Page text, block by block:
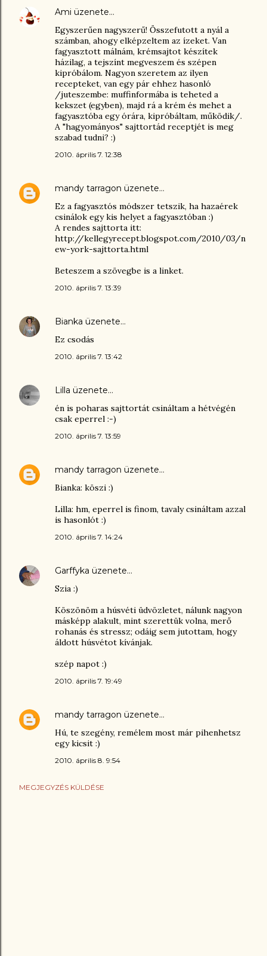
Ami üzenete…
Egyszerűen nagyszerű! Összefutott a nyál a
számban, ahogy elképzeltem az ízeket. Van
fagyasztott málnám, krémsajtot készítek
házilag, a tejszínt megveszem és szépen
kipróbálom. Nagyon szeretem az ilyen
recepteket, van egy pár ehhez hasonló
/juteszembe: muffinformába is teheted a
kekszet (egyben), majd rá a krém és mehet a
fagyasztóba egy órára, kipróbáltam, működik/.
A "hagyományos" sajttortád receptjét is meg
szabad tudni? :)
2010. április 7. 12:38
mandy tarragon üzenete…
Ez a fagyasztós módszer tetszik, ha hazaérek
csinálok egy kis helyet a fagyasztóban :)
A rendes sajttorta itt:
http://kellegyrecept.blogspot.com/2010/03/n
ew-york-sajttorta.html
Beteszem a szövegbe is a linket.
2010. április 7. 13:39
Bianka üzenete…
Ez csodás
2010. április 7. 13:42
Lilla üzenete…
én is poharas sajttortát csináltam a hétvégén
csak eperrel :-)
2010. április 7. 13:59
mandy tarragon üzenete…
Bianka: köszi :)
Lilla: hm, eperrel is finom, tavaly csináltam azzal
is hasonlót :)
2010. április 7. 14:24
Garffyka üzenete…
Szia :)
Köszönöm a húsvéti üdvözletet, nálunk nagyon
másképp alakult, mint szerettük volna, merő
rohanás és stressz; odáig sem jutottam, hogy
áldott húsvétot kívánjak.
szép napot :)
2010. április 7. 19:49
mandy tarragon üzenete…
Hú, te szegény, remélem most már pihenhetsz
egy kicsit :)
2010. április 8. 9:54
MEGJEGYZÉS KÜLDÉSE